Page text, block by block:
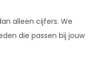
alleen cijfers. We
die passen bij jouw